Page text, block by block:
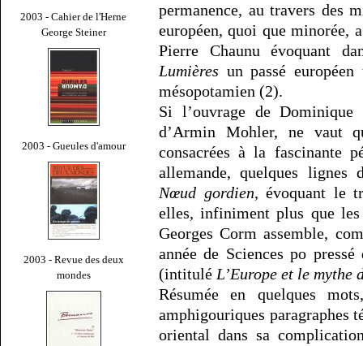
2003 - Cahier de l'Herne
George Steiner
2003 - Gueules d'amour
2003 - Revue des deux
mondes
permanence, au travers des
européen, quoi que minorée,
Pierre Chaunu évoquant
Lumières un passé
mésopotamien (2).
Si l’ouvrage de
d’Armin Mohler, ne vaut
consacrées à la fascinante
allemande, quelques lignes
Nœud gordien, évoquant le
elles, infiniment plus que les
Georges Corm assemble,
année de Sciences po
(intitulé L’Europe et le mythe
Résumée en quelques
amphigouriques paragraphes
oriental dans sa